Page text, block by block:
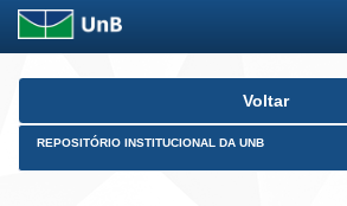
Skip
Voltar
REPOSITÓRIO INSTITUCIONAL DA UNB